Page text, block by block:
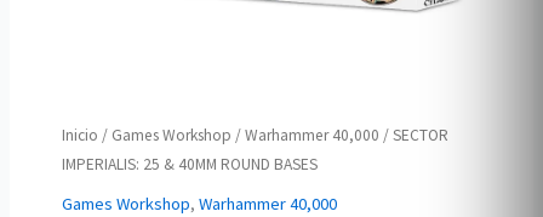
Inicio / Games Workshop /Warhammer 40,000 / SECTOR
IMPERIALIS: 25 & 40MM ROUND BASES
Games Workshop,Warhammer 40,000